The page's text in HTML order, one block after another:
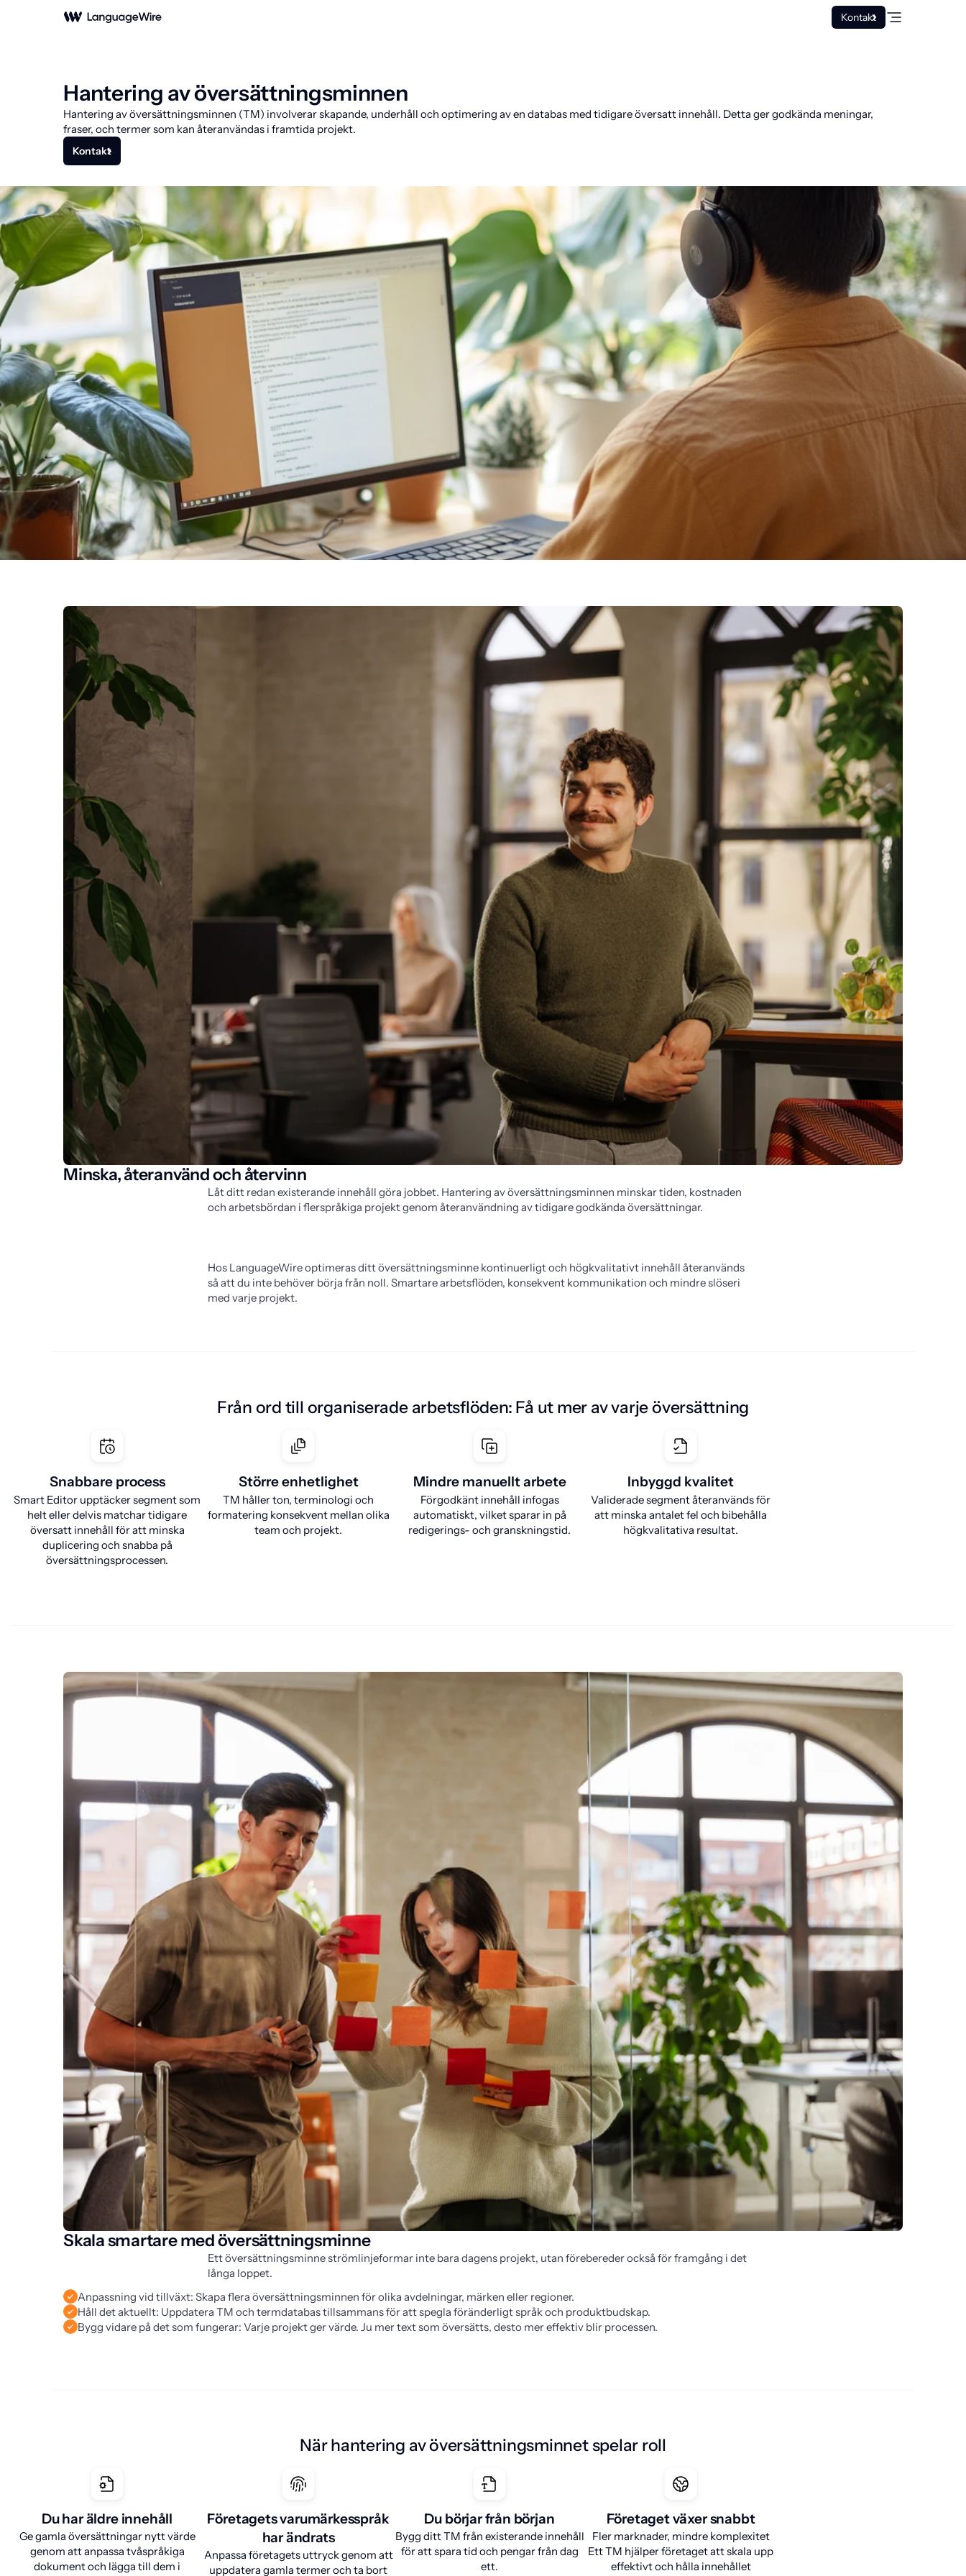
Kontakt
Hantering av översättningsminnen
Hantering av översättningsminnen (TM) involverar skapande, underhåll och optimering av en databas med tidigare översatt innehåll. Detta ger godkända meningar,
fraser, och termer som kan återanvändas i framtida projekt.
Kontakt
Minska, återanvänd och återvinn
Låt ditt redan existerande innehåll göra jobbet. Hantering av översättningsminnen minskar tiden, kostnaden
och arbetsbördan i flerspråkiga projekt genom återanvändning av tidigare godkända översättningar.
Hos LanguageWire optimeras ditt översättningsminne kontinuerligt och högkvalitativt innehåll återanvänds
så att du inte behöver börja från noll. Smartare arbetsflöden, konsekvent kommunikation och mindre slöseri
med varje projekt.
Från ord till organiserade arbetsflöden: Få ut mer av varje översättning
Snabbare process
Smart Editor upptäcker segment som
helt eller delvis matchar tidigare
översatt innehåll för att minska
duplicering och snabba på
översättningsprocessen.
Större enhetlighet
TM håller ton, terminologi och
formatering konsekvent mellan olika
team och projekt.
Mindre manuellt arbete
Förgodkänt innehåll infogas
automatiskt, vilket sparar in på
redigerings- och granskningstid.
Inbyggd kvalitet
Validerade segment återanvänds för
att minska antalet fel och bibehålla
högkvalitativa resultat.
Skala smartare med översättningsminne
Ett översättningsminne strömlinjeformar inte bara dagens projekt, utan förebereder också för framgång i det
långa loppet.
Anpassning vid tillväxt: Skapa flera översättningsminnen för olika avdelningar, märken eller regioner.
Håll det aktuellt: Uppdatera TM och termdatabas tillsammans för att spegla föränderligt språk och produktbudskap.
Bygg vidare på det som fungerar: Varje projekt ger värde. Ju mer text som översätts, desto mer effektiv blir processen.
När hantering av översättningsminnet spelar roll
Du har äldre innehåll
Ge gamla översättningar nytt värde
genom att anpassa tvåspråkiga
dokument och lägga till dem i
Företagets varumärkesspråk
har ändrats
Anpassa företagets uttryck genom att
uppdatera gamla termer och ta bort
Du börjar från början
Bygg ditt TM från existerande innehåll
för att spara tid och pengar från dag
ett.
Företaget växer snabbt
Fler marknader, mindre komplexitet
Ett TM hjälper företaget att skala upp
effektivt och hålla innehållet